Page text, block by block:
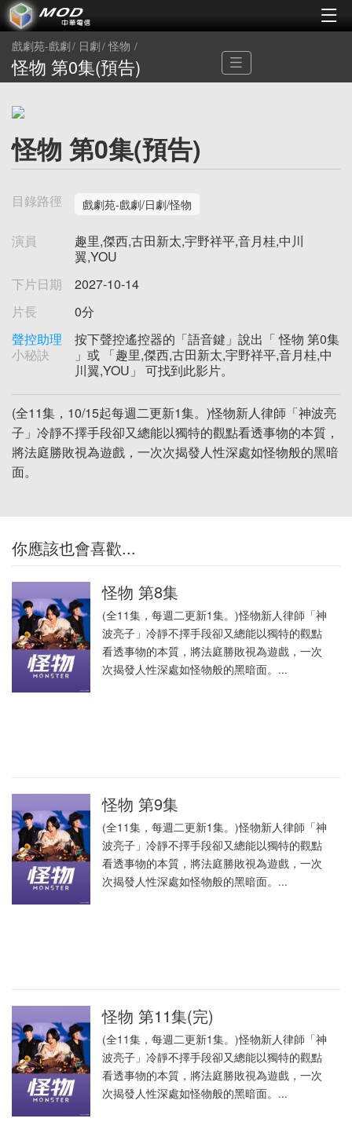
戲劇苑-戲劇 日劇 怪物
怪物 第0集(預告)
怪物 第0集(預告)
目錄路徑 戲劇苑-戲劇/日劇/怪物
演員
趣里,傑西,古田新太,宇野祥平,音月桂,中川
翼,YOU
下片日期
2027-10-14
片長
0分
聲控助理
小秘訣
按下聲控遙控器的「語音鍵」說出「 怪物 第0集
」或 「趣里,傑西,古田新太,宇野祥平,音月桂,中
川翼,YOU」 可找到此影片。
(全11集，10/15起每週二更新1集。)怪物新人律師「神波亮
子」冷靜不擇手段卻又總能以獨特的觀點看透事物的本質，
將法庭勝敗視為遊戲，一次次揭發人性深處如怪物般的黑暗
面。
你應該也會喜歡...
怪物 第8集
(全11集，每週二更新1集。)怪物新人律師「神
波亮子」冷靜不擇手段卻又總能以獨特的觀點
看透事物的本質，將法庭勝敗視為遊戲，一次
次揭發人性深處如怪物般的黑暗面。...
怪物 第9集
(全11集，每週二更新1集。)怪物新人律師「神
波亮子」冷靜不擇手段卻又總能以獨特的觀點
看透事物的本質，將法庭勝敗視為遊戲，一次
次揭發人性深處如怪物般的黑暗面。...
怪物 第11集(完)
(全11集，每週二更新1集。)怪物新人律師「神
波亮子」冷靜不擇手段卻又總能以獨特的觀點
看透事物的本質，將法庭勝敗視為遊戲，一次
次揭發人性深處如怪物般的黑暗面。...